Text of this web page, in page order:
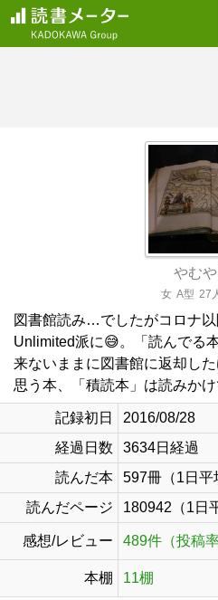
やむ
女 A型 27
図書館読み…でしたがコロナ
Unlimited派に😅。「読んでる
来ないままに図書館に返却し
思う本、「積読本」は読みか
記録初日
2016/08/28
経過日数
3634日経過
読んだ本
597冊（1日平
読んだページ
180942（1日
感想/レビュー 489件（投稿
本棚 11棚